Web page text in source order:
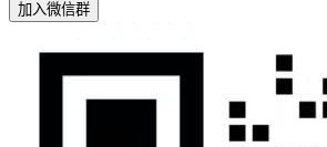
加入微信群